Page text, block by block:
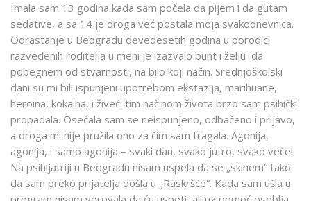
Imala sam 13 godina kada sam počela da pijem i da gutam
sedative, a sa 14 je droga već postala moja svakodnevnica.
Odrastanje u Beogradu devedesetih godina u porodici
razvedenih roditelja u meni je izazvalo bunt i želju da
pobegnem od stvarnosti, na bilo koji način. Srednjoškolski
dani su mi bili ispunjeni upotrebom ekstazija, marihuane,
heroina, kokaina, i živeći tim načinom života brzo sam psihički
propadala. Osećala sam se neispunjeno, odbačeno i prljavo,
a droga mi nije pružila ono za čim sam tragala. Agonija,
agonija, i samo agonija – svaki dan, svako jutro, svako veče!
Na psihijatriji u Beogradu nisam uspela da se „skinem“ tako
da sam preko prijatelja došla u „Raskršće“. Kada sam ušla u